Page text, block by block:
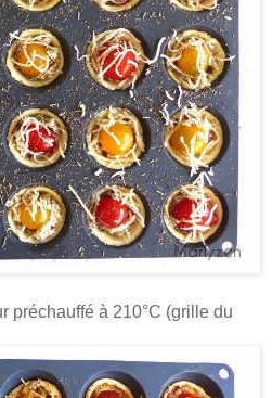
préchauffé à 210°C (grille du